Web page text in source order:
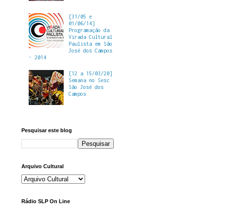
[31/05 e
01/06/14]
Programação da
Virada Cultural
Paulista em São
José dos Campos
- 2014
[12 a 15/03/20]
Semana no Sesc
São José dos
Campos
Pesquisar este blog
Arquivo Cultural
Rádio SLP On Line